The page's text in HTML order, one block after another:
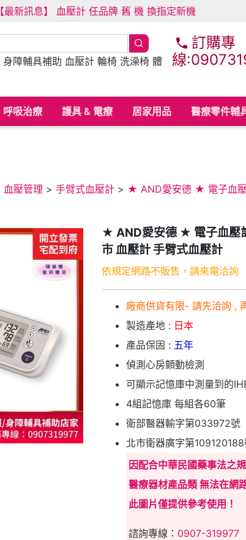
【最新訊息】 血壓計 任品牌 舊 機 換指定新機
身障輔具補助 血壓計 輪椅 洗澡椅 體
訂購專
線
呼吸治療 護具 & 電療 居家用品 醫療零件輔
血壓管理 > 手臂式血壓計 > ★ AND愛安德 ★ 電子血
★ AND愛安德 ★ 電子血壓
市 血壓計 手臂式血壓計
依規定網路不販售，請來電洽詢
廠商供貨有限- 請先洽詢 ,
製造產地 : 日本
產品保固 : 五年
偵測心房顫動檢測
可顯示記憶庫中測量到的
4組記憶庫 每組各60筆
衛部醫器輸字第033972號
北市衛器廣字第109120188
因配合中華民國藥事法之規
醫療器材產品類 無法在網
此圖片僅提供參考使用！
諮詢專線： 0907-319977